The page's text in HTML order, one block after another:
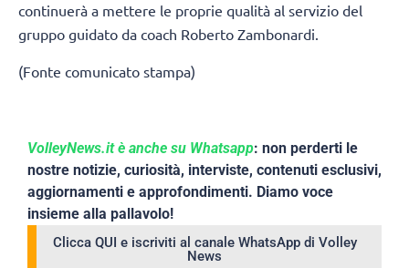
continuerà a mettere le proprie qualità al servizio del
gruppo guidato da coach Roberto Zambonardi.
(Fonte comunicato stampa)
VolleyNews.it è anche su Whatsapp: non perderti le
nostre notizie, curiosità, interviste, contenuti esclusivi,
aggiornamenti e approfondimenti. Diamo voce
insieme alla pallavolo!
Clicca QUI e iscriviti al canale WhatsApp di Volley
News